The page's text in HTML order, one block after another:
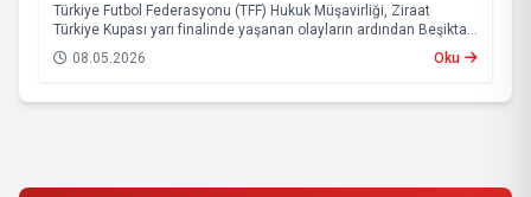
Türkiye Futbol Federasyonu (TFF) Hukuk Müşavirliği, Ziraat
Türkiye Kupası yarı finalinde yaşanan olayların ardından Beşiktaş
ve Tümosan Konyaspor’u Profesyonel Futbol Disiplin Kurulu’na
(PFDK) sevk etti.
08.05.2026 Oku